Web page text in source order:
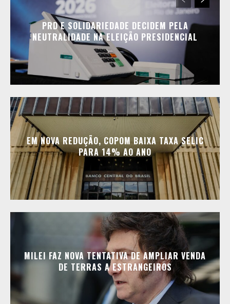
PRD E SOLIDARIEDADE DECIDEM PELA
NEUTRALIDADE NA ELEIÇÃO PRESIDENCIAL
EM NOVA REDUÇÃO, COPOM BAIXA TAXA SELIC
PARA 14% AO ANO
MILEI FAZ NOVA TENTATIVA DE AMPLIAR VENDA
DE TERRAS A ESTRANGEIROS